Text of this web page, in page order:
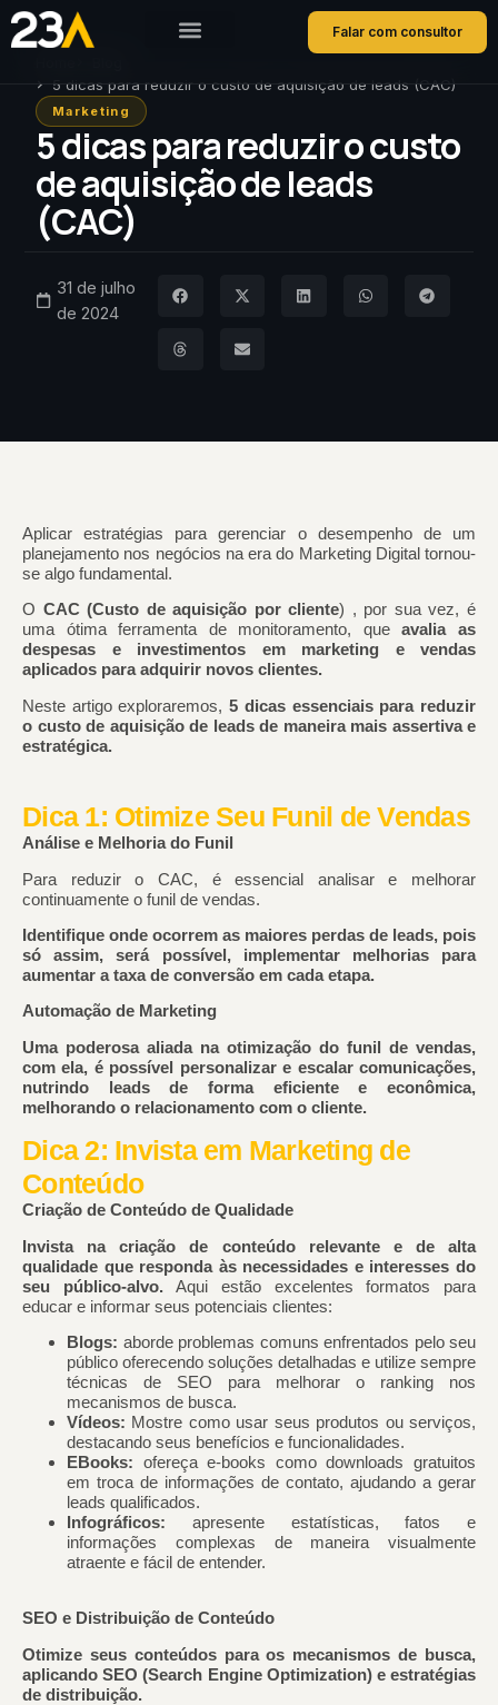
Falar com consultor
5 dicas para reduzir o custo de aquisição de leads (CAC)
Marketing
5 dicas para reduzir o custo
de aquisição de leads
(CAC)
31 de julho
de 2024
Aplicar estratégias para gerenciar o desempenho de um
planejamento nos negócios na era do Marketing Digital tornou-
se algo fundamental.
O CAC (Custo de aquisição por cliente) , por sua vez, é
uma ótima ferramenta de monitoramento, queavalia as
despesas e investimentos em marketing e vendas
aplicados para adquirir novos clientes.
Neste artigo exploraremos, 5 dicas essenciais para reduzir
o custo de aquisição de leads de maneira mais assertiva e
estratégica.
Dica 1: Otimize Seu Funil de Vendas
Análise e Melhoria do Funil
Para reduzir o CAC, é essencial analisar e melhorar
continuamente o funil de vendas.
Identifique onde ocorrem as maiores perdas de leads, pois
só assim, será possível, implementar melhorias para
aumentar a taxa de conversão em cada etapa.
Automação de Marketing
Uma poderosa aliada na otimização do funil de vendas,
com ela, é possível personalizar e escalar comunicações,
nutrindo leads de forma eficiente e econômica,
melhorando o relacionamento com o cliente.
Dica 2: Invista em Marketing de
Conteúdo
Criação de Conteúdo de Qualidade
Invista na criação de conteúdo relevante e de alta
qualidade que responda às necessidades e interesses do
seu público-alvo.Aqui estão excelentes formatos para
educar e informar seus potenciais clientes:
Blogs: aborde problemas comuns enfrentados pelo seu
público oferecendo soluções detalhadas e utilize sempre
técnicas de SEO para melhorar o ranking nos
mecanismos de busca.
Vídeos: Mostre como usar seus produtos ou serviços,
destacando seus benefícios e funcionalidades.
EBooks: ofereça e-books como downloads gratuitos
em troca de informações de contato, ajudando a gerar
leads qualificados.
Infográficos: apresente estatísticas, fatos e
informações complexas de maneira visualmente
atraente e fácil de entender.
SEO e Distribuição de Conteúdo
Otimize seus conteúdos para os mecanismos de busca,
aplicando SEO (Search Engine Optimization) e estratégias
de distribuição.